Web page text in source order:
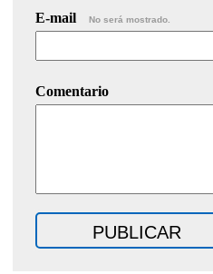
E-mail No será mostrado.
Comentario